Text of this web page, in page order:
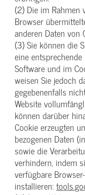
(2) Die im Rahmen
Browser
anderen Daten von
(3) Sie können die
eine
Software und im
weisen Sie jedoch
gegebenenfalls
Website
können darüber
Cookie erzeugten
bezogenen Daten
sowie die
verhindern, indem
verfügbare
installieren: